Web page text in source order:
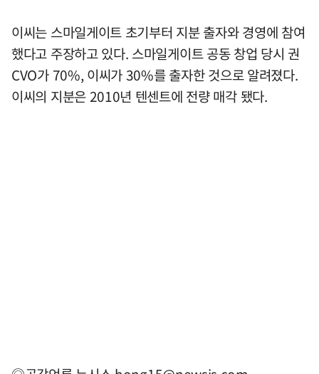
이씨는 스마일게이트 초기부터 지분 출자와 경영에 참여
했다고 주장하고 있다. 스마일게이트 공동 창업 당시 권
CVO가 70%, 이씨가 30%를 출자한 것으로 알려졌다.
이씨의 지분은 2010년 텐센트에 전량 매각 됐다.